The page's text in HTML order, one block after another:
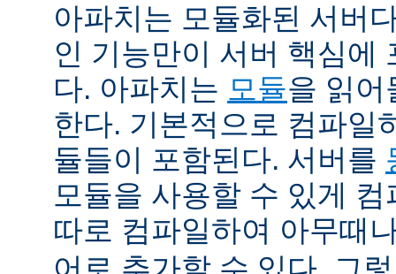
아파치는 모듈화된 서버
인 기능만이 서버 핵심에
다. 아파치는 모듈을 읽어
한다. 기본적으로 컴파일
듈들이 포함된다. 서버를
모듈을 사용할 수 있게
따로 컴파일하여 아무때